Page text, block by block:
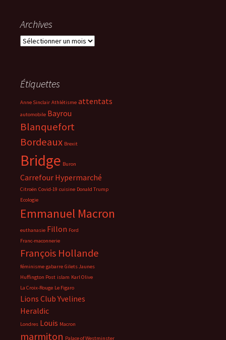
Archives
Archives
Étiquettes
Anne Sinclair Athlétisme attentats
automobile Bayrou
Blanquefort
Bordeaux Brexit
Bridge Buron
Carrefour Hypermarché
Citroën Covid-19 cuisine Donald Trump
Ecologie
Emmanuel Macron
euthanasie Fillon Ford
Franc-maconnerie
François Hollande
féminisme gabarre Gilets Jaunes
Huffington Post islam Karl Olive
La Croix-Rouge Le Figaro
Lions Club Yvelines
Heraldic
Londres Louis Macron
marmiton Palace of Westminster